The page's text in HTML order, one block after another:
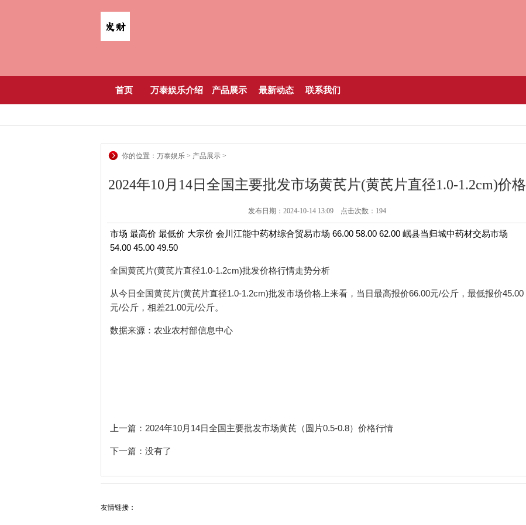
首页 万泰娱乐介绍 产品展示 最新动态 联系我们
你的位置： 万泰娱乐 > 产品展示 >
2024年10月14日全国主要批发市场黄芪片(黄芪片直径1.0-1.2cm)价格
行情
发布日期：2024-10-14 13:09 点击次数：194
市场 最高价 最低价 大宗价 会川江能中药材综合贸易市场 66.00 58.00 62.00 岷县当归城中药材交易市场
54.00 45.00 49.50
全国黄芪片(黄芪片直径1.0-1.2cm)批发价格行情走势分析
从今日全国黄芪片(黄芪片直径1.0-1.2cm)批发市场价格上来看，当日最高报价66.00元/公斤，最低报价45.00
元/公斤，相差21.00元/公斤。
数据来源：农业农村部信息中心
上一篇： 2024年10月14日全国主要批发市场黄芪（圆片0.5-0.8）价格行情
下一篇：没有了
友情链接：